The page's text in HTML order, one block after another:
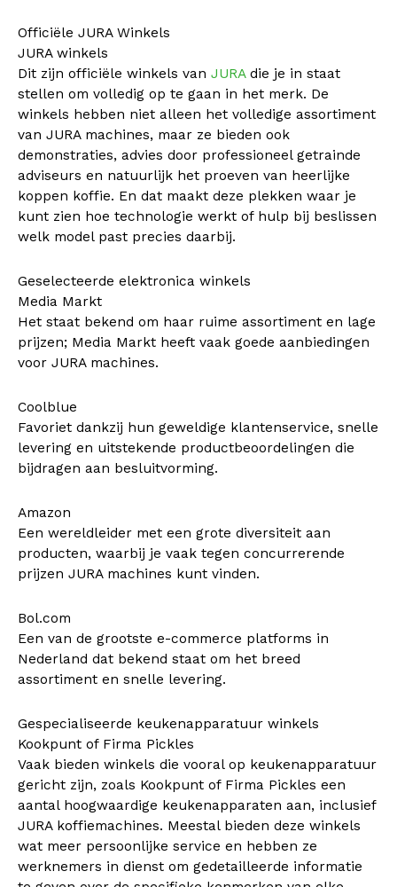
Officiële JURA Winkels
JURA winkels
Dit zijn officiële winkels van JURAdie je in staat
stellen om volledig op te gaan in het merk. De
winkels hebben niet alleen het volledige assortiment
van JURA machines, maar ze bieden ook
demonstraties, advies door professioneel getrainde
adviseurs en natuurlijk het proeven van heerlijke
koppen koffie. En dat maakt deze plekken waar je
kunt zien hoe technologie werkt of hulp bij beslissen
welk model past precies daarbij.
Geselecteerde elektronica winkels
Media Markt
Het staat bekend om haar ruime assortiment en lage
prijzen; Media Markt heeft vaak goede aanbiedingen
voor JURA machines.
Coolblue
Favoriet dankzij hun geweldige klantenservice, snelle
levering en uitstekende productbeoordelingen die
bijdragen aan besluitvorming.
Amazon
Een wereldleider met een grote diversiteit aan
producten, waarbij je vaak tegen concurrerende
prijzen JURA machines kunt vinden.
Bol.com
Een van de grootste e-commerce platforms in
Nederland dat bekend staat om het breed
assortiment en snelle levering.
Gespecialiseerde keukenapparatuur winkels
Kookpunt of Firma Pickles
Vaak bieden winkels die vooral op keukenapparatuur
gericht zijn, zoals Kookpunt of Firma Pickles een
aantal hoogwaardige keukenapparaten aan, inclusief
JURA koffiemachines. Meestal bieden deze winkels
wat meer persoonlijke service en hebben ze
werknemers in dienst om gedetailleerde informatie